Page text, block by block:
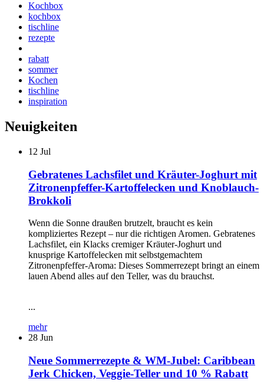
Kochbox
kochbox
tischline
rezepte
rabatt
sommer
Kochen
tischline
inspiration
Neuigkeiten
12 Jul
Gebratenes Lachsfilet und Kräuter-Joghurt mit
Zitronenpfeffer-Kartoffelecken und Knoblauch-
Brokkoli
Wenn die Sonne draußen brutzelt, braucht es kein
kompliziertes Rezept – nur die richtigen Aromen. Gebratenes
Lachsfilet, ein Klacks cremiger Kräuter-Joghurt und
knusprige Kartoffelecken mit selbstgemachtem
Zitronenpfeffer-Aroma: Dieses Sommerrezept bringt an einem
lauen Abend alles auf den Teller, was du brauchst.
...
mehr
28 Jun
Neue Sommerrezepte & WM-Jubel: Caribbean
Jerk Chicken, Veggie-Teller und 10 % Rabatt